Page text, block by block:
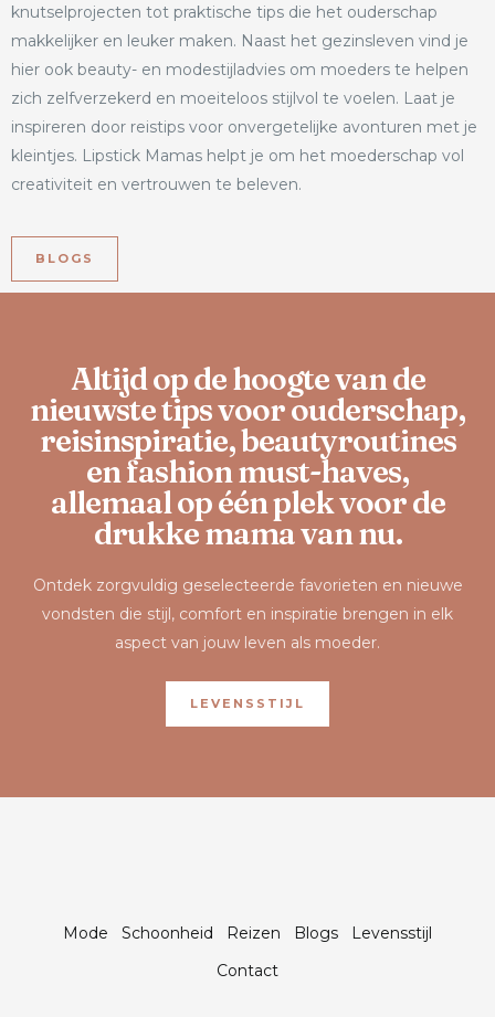
knutselprojecten tot praktische tips die het ouderschap
makkelijker en leuker maken. Naast het gezinsleven vind je
hier ook beauty- en modestijladvies om moeders te helpen
zich zelfverzekerd en moeiteloos stijlvol te voelen. Laat je
inspireren door reistips voor onvergetelijke avonturen met je
kleintjes. Lipstick Mamas helpt je om het moederschap vol
creativiteit en vertrouwen te beleven.
BLOGS
Altijd op de hoogte van de
nieuwste tips voor ouderschap,
reisinspiratie, beautyroutines
en fashion must-haves,
allemaal op één plek voor de
drukke mama van nu.
Ontdek zorgvuldig geselecteerde favorieten en nieuwe
vondsten die stijl, comfort en inspiratie brengen in elk
aspect van jouw leven als moeder.
LEVENSSTIJL
Mode Schoonheid Reizen Blogs
Levensstijl
Contact